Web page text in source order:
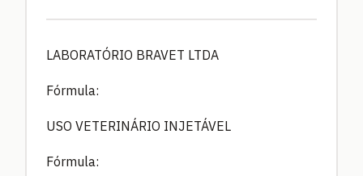
LABORATÓRIO BRAVET LTDA
Fórmula:
USO VETERINÁRIO INJETÁVEL
Fórmula: